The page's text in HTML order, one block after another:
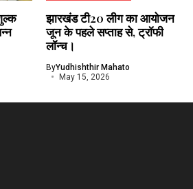
झारखंड टी20 लीग का आयोजन
जून के पहले सप्ताह से, ट्रॉफी
लॉन्च।
ByYudhishthir Mahato
May 15, 2026